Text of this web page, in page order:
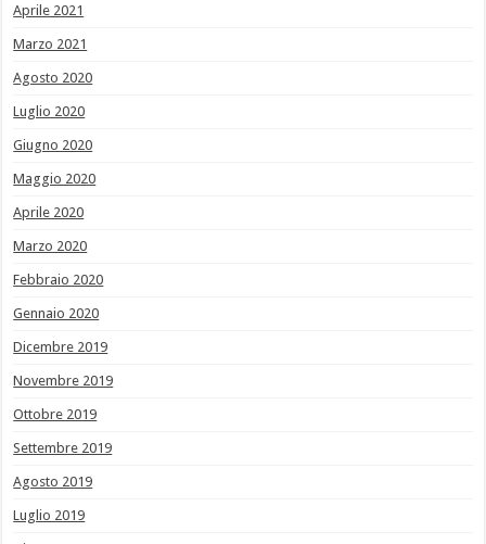
Aprile 2021
Marzo 2021
Agosto 2020
Luglio 2020
Giugno 2020
Maggio 2020
Aprile 2020
Marzo 2020
Febbraio 2020
Gennaio 2020
Dicembre 2019
Novembre 2019
Ottobre 2019
Settembre 2019
Agosto 2019
Luglio 2019